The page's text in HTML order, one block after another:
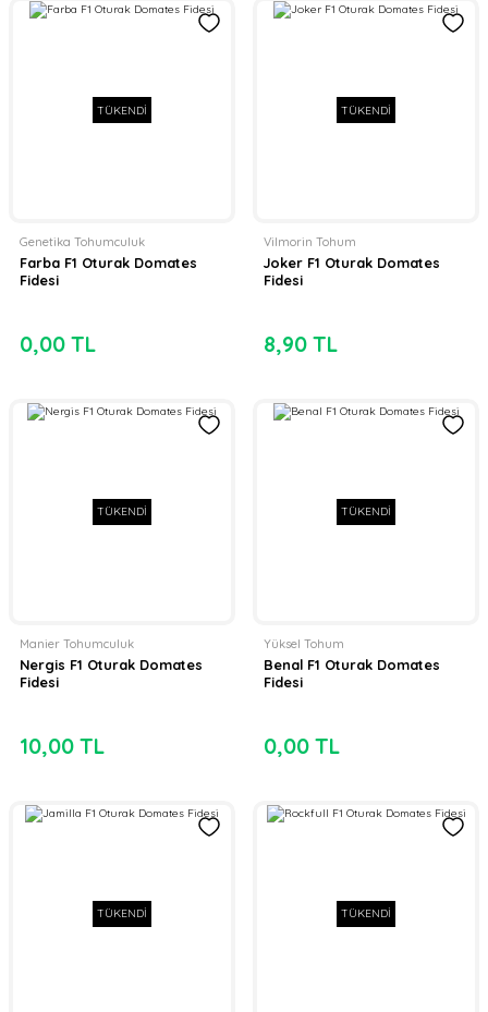
TÜKENDİ
Genetika Tohumculuk
Farba F1 Oturak Domates
Fidesi
0,00 TL
TÜKENDİ
Vilmorin Tohum
Joker F1 Oturak Domates
Fidesi
8,90 TL
TÜKENDİ
Manier Tohumculuk
Nergis F1 Oturak Domates
Fidesi
10,00 TL
TÜKENDİ
Yüksel Tohum
Benal F1 Oturak Domates
Fidesi
0,00 TL
TÜKENDİ TÜKENDİ